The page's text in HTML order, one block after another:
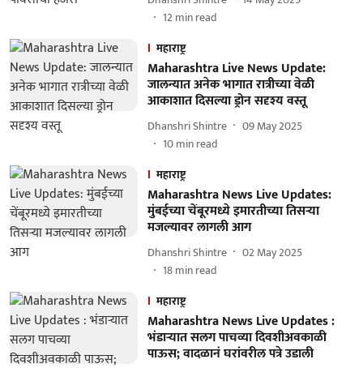
12min read
महाराष्ट्र
Maharashtra Live News Update:
जालन्यात अनेक भागात रात्रीच्या वेळी
आकाशात दिसल्या ड्रोन सदृश्य वस्तू
Dhanshri Shintre
09 May 2025
10min read
महाराष्ट्र
Maharashtra News Live Updates:
मुंबईच्या चेंबूरमध्ये इमारतीच्या तिसऱ्या
मजल्यावर लागली आग
Dhanshri Shintre
02 May 2025
18min read
महाराष्ट्र
Maharashtra News Live Updates :
भंडाऱ्यात सलग पाचव्या दिवशीअवकाळी
पाऊस; वादळानं घरांवरील पत्रे उडाली